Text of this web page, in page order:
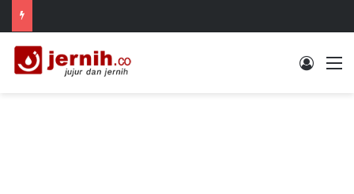
Log In